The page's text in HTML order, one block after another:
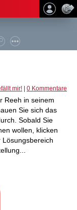
mir! 0 Kommentare
Reeh in seinem
Sie sich das
Sobald Sie
wollen, klicken
Lösungsbereich